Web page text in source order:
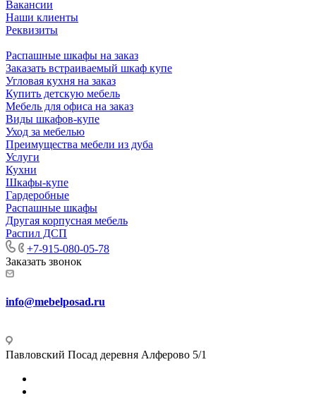
Вакансии
Наши клиенты
Реквизиты
Распашные шкафы на заказ
Заказать встраиваемый шкаф купе
Угловая кухня на заказ
Купить детскую мебель
Мебель для офиса на заказ
Виды шкафов-купе
Уход за мебелью
Преимущества мебели из дуба
Услуги
Кухни
Шкафы-купе
Гардеробные
Распашные шкафы
Другая корпусная мебель
Распил ДСП
+7-915-080-05-78
Заказать звонок
info@mebelposad.ru
Павловский Посад деревня Алферово 5/1